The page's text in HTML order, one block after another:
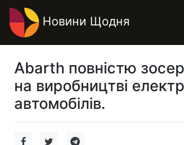
Новини Щодня
Abarth повністю
на виробництві
автомобілів.